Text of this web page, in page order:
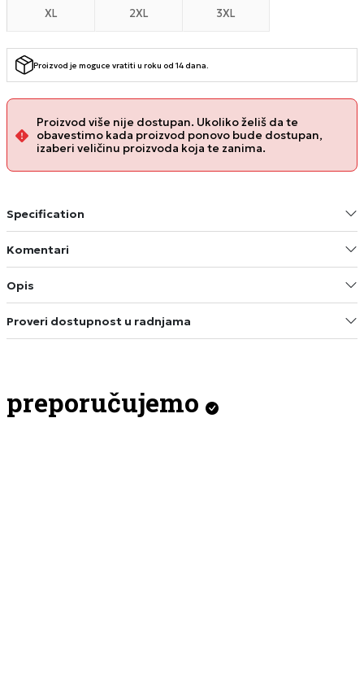
XL 2XL 3XL
Proizvod je moguce vratiti u roku od 14 dana.
Proizvod više nije dostupan. Ukoliko želiš da te
obavestimo kada proizvod ponovo bude dostupan,
izaberi veličinu proizvoda koja te zanima.
Specification
Komentari
Opis
Proveri dostupnost u radnjama
preporučujemo